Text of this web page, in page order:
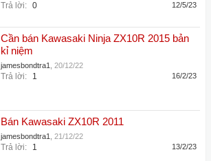
Trả lời: 0 12/5/23
Cần bán Kawasaki Ninja ZX10R 2015 bản
kỉ niệm
jamesbondtra1 20/12/22
Trả lời: 1 16/2/23
Bán Kawasaki ZX10R 2011
jamesbondtra1 21/12/22
Trả lời: 1 13/2/23